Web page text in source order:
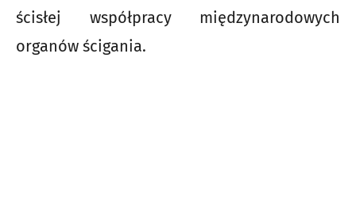
ścisłej współpracy międzynarodowych
organów ścigania.